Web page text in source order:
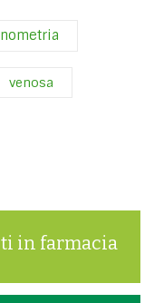
venosa
in farmacia